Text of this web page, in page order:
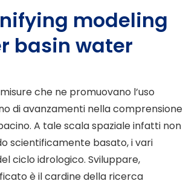
modeling
basin water
che ne promuovano l’uso
di avanzamenti nella comprensione
A tale scala spaziale infatti non
scientificamente basato, i vari
ciclo idrologico. Sviluppare,
è il cardine della ricerca